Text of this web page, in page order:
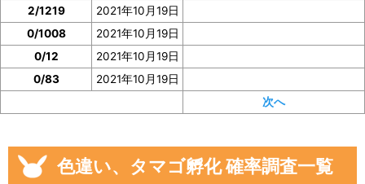
2/1219
2021年10月19日
0/1008
2021年10月19日
0/12
2021年10月19日
0/83
2021年10月19日
次へ
色違い、タマゴ孵化 確率調査一覧